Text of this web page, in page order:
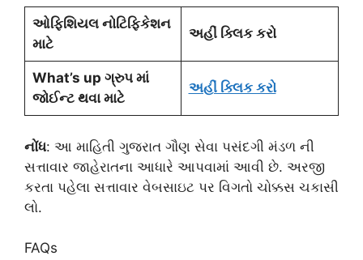
ઓફિશિયલ નોટિફિકેશન
માટે
અહીં ક્લિક કરો
What’s up ગ્રુપ માં
જોઈન્ટ થવા માટે
અહીં ક્લિક કરો
નોંધ: આ માહિતી ગુજરાત ગૌણ સેવા પસંદગી મંડળ ની
સત્તાવાર જાહેરાતના આધારે આપવામાં આવી છે. અરજી
કરતા પહેલા સત્તાવાર વેબસાઇટ પર વિગતો ચોક્કસ ચકાસી
લો.
FAQs